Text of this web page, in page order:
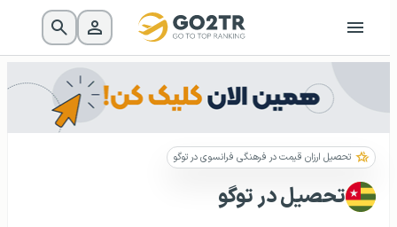
تحصیل ارزان قیمت در فرهنگی فرانسوی در توگو
تحصیل در توگو